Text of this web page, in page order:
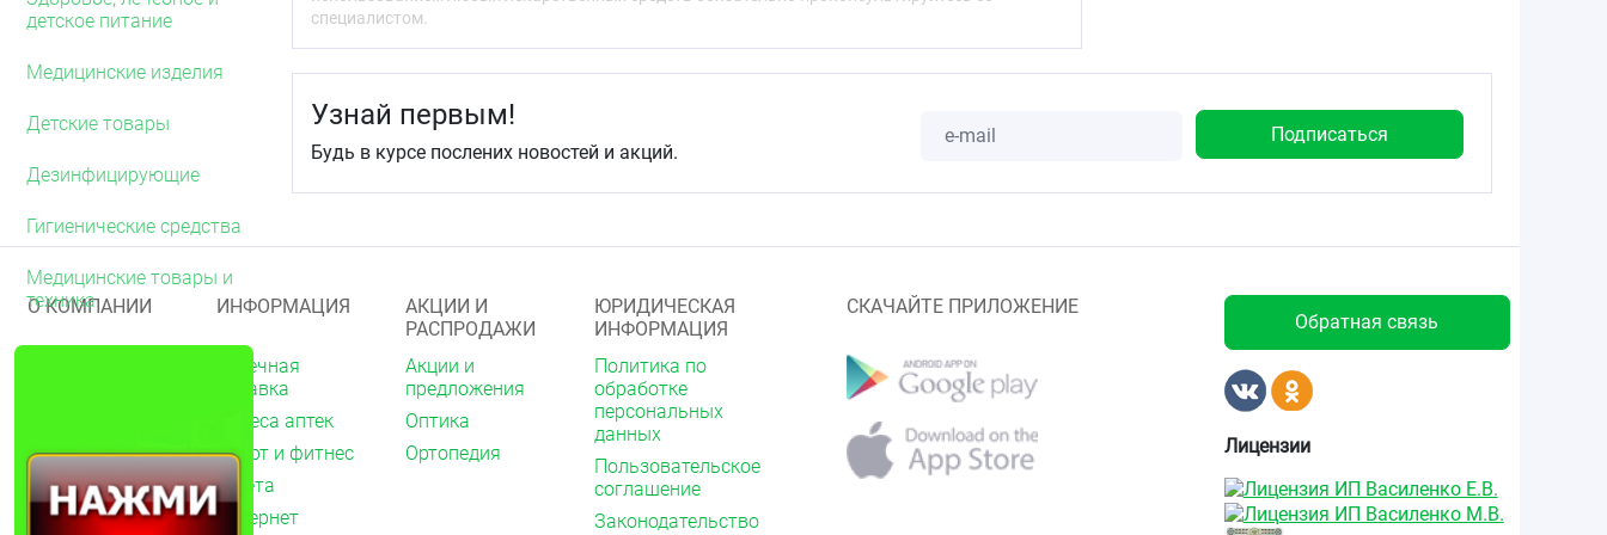
детское питание
Медицинские изделия
Детские товары
Дезинфицирующие
Гигиенические средства
Медицинские товары и
техника
Срок годности
3 года.
специалистом.
Узнай первым!
Будь в курсе послених новостей и акций.
О КОМПАНИИ
Новости
Вакансии
Контакты
ИНФОРМАЦИЯ
Аптечная
справка
Адреса аптек
Спорт и фитнес
Газета
Интернет
АКЦИИ И
РАСПРОДАЖИ
Акции и
предложения
Оптика
Ортопедия
ЮРИДИЧЕСКАЯ
ИНФОРМАЦИЯ
Политика по
обработке
персональных
данных
Пользовательское
соглашение
Законодательство
СКАЧАЙТЕ ПРИЛОЖЕНИЕ
Обратная связь
Лицензии